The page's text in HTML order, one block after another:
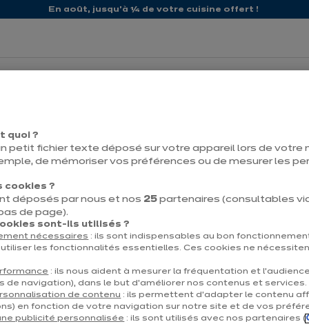
En août, jusqu'à ¼ de votre cuisine offert !
À propos d'ixina
Tout sur nous
quoi ?
petit fichier texte déposé sur votre appareil lors de votre
de mémoriser vos préférences ou de mesurer les
cookies ?
déposés par nous et nos 25 partenaires (consultables
de page).
sont-ils utilisés ?
nécessaires : ils sont indispensables au bon
les fonctionnalités essentielles. Ces cookies ne
: ils nous aident à mesurer la fréquentation et
de navigation), dans le but d’améliorer nos contenus et services.
de contenu : ils permettent d’adapter le contenu
en fonction de votre navigation sur notre site et de vos
publicité personnalisée : ils sont utilisés avec nos partenaires (